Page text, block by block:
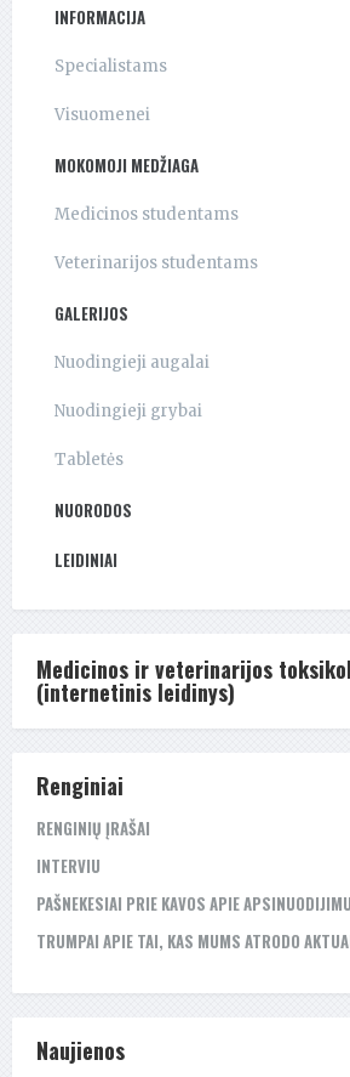
INFORMACIJA
Specialistams
Visuomenei
MOKOMOJI MEDŽIAGA
Medicinos studentams
Veterinarijos studentams
GALERIJOS
Nuodingieji augalai
Nuodingieji grybai
Tabletės
NUORODOS
LEIDINIAI
Medicinos ir veterinarijos
(internetinis leidinys)
Renginiai
RENGINIŲ ĮRAŠAI
INTERVIU
PAŠNEKESIAI PRIE KAVOS APIE
TRUMPAI APIE TAI, KAS MUMS ATRODO
Naujienos